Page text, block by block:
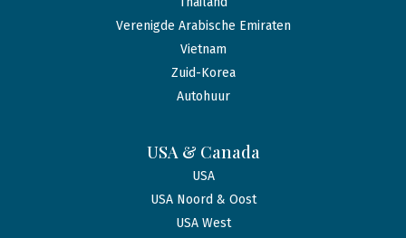
Verenigde Arabische Emiraten
Vietnam
Zuid-Korea
Autohuur
USA & Canada
USA
USA Noord & Oost
USA West